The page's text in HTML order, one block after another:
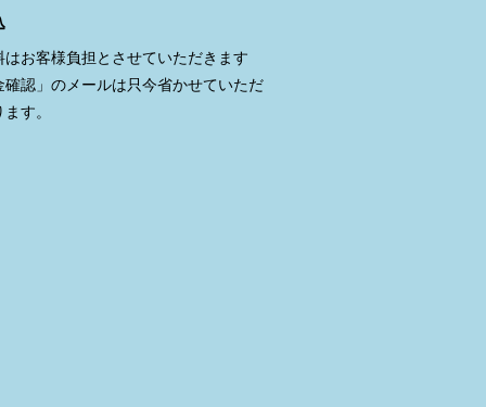
お客様負担とさせていただきます
認」のメールは只今省かせていただ
ます。